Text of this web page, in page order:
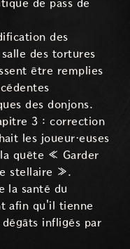
de pass de
des
des tortures
être remplies
des donjons.
3 : correction
les joueur·euses
quête « Garder
stellaire ».
la santé du
afin qu'il tienne
infligés par